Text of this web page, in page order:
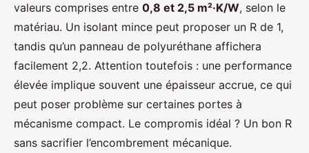
valeurs comprises entre 0,8 et 2,5 m²·K/W, selon le
matériau. Un isolant mince peut proposer un R de 1,
tandis qu’un panneau de polyuréthane affichera
facilement 2,2. Attention toutefois : une performance
élevée implique souvent une épaisseur accrue, ce qui
peut poser problème sur certaines portes à
mécanisme compact. Le compromis idéal ? Un bon R
sans sacrifier l’encombrement mécanique.